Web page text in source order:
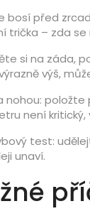
bosí před
trička – zda
si na záda,
výš,
nohou:
není
test:
unaví.